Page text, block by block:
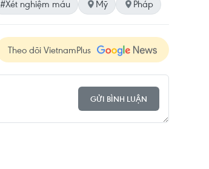
#Xét nghiệm máu Mỹ Pháp
Theo dõi VietnamPlus
GỬI BÌNH LUẬN